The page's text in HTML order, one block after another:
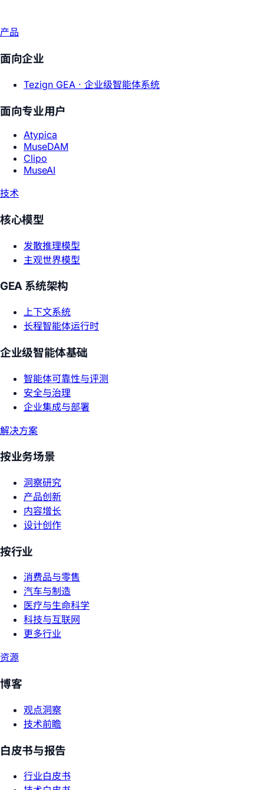
产品
面向企业
Tezign GEA · 企业级智能体系统
面向专业用户
Atypica
MuseDAM
Clipo
MuseAI
技术
核心模型
发散推理模型
主观世界模型
GEA 系统架构
上下文系统
长程智能体运行时
企业级智能体基础
智能体可靠性与评测
安全与治理
企业集成与部署
解决方案
按业务场景
洞察研究
产品创新
内容增长
设计创作
按行业
消费品与零售
汽车与制造
医疗与生命科学
科技与互联网
更多行业
资源
博客
观点洞察
技术前瞻
白皮书与报告
行业白皮书